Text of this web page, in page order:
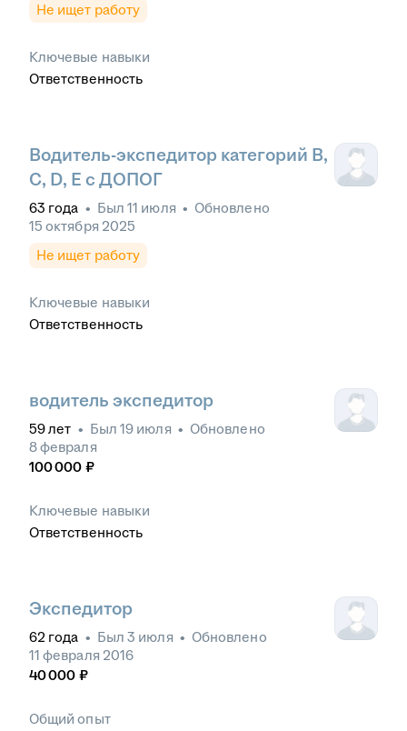
Не ищет работу
Ключевые навыки
Ответственность
Водитель-экспедитор категорий В,
С, D, Е с ДОПОГ
63 года • Был 11 июля • Обновлено
15 октября 2025
Не ищет работу
Ключевые навыки
Ответственность
водитель экспедитор
59лет • Был 19 июля • Обновлено
8 февраля
100 000 ₽
Ключевые навыки
Ответственность
Экспедитор
62 года • Был 3 июля • Обновлено
11 февраля 2016
40 000 ₽
Общий опыт